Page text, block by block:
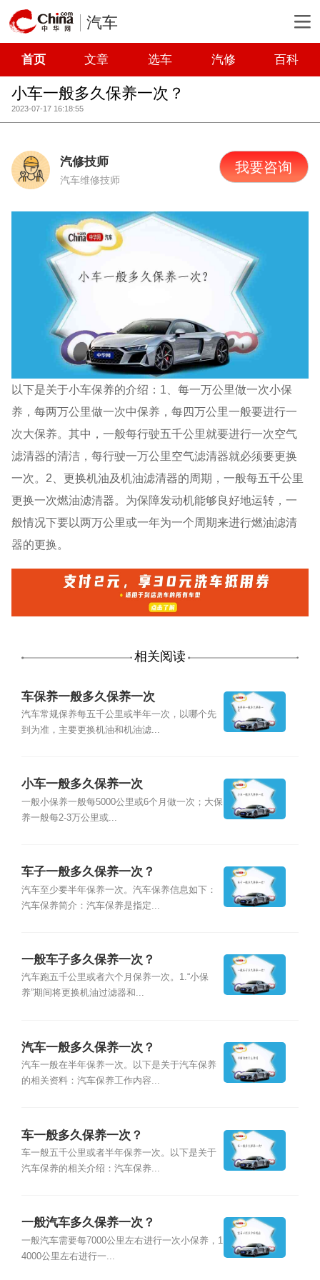
汽车
首页 文章 选车 汽修 百科
小车一般多久保养一次？
2023-07-17 16:18:55
汽修技师
汽车维修技师
我要咨询
以下是关于小车保养的介绍：1、每一万公里做一次小保
养，每两万公里做一次中保养，每四万公里一般要进行一
次大保养。其中，一般每行驶五千公里就要进行一次空气
滤清器的清洁，每行驶一万公里空气滤清器就必须要更换
一次。2、更换机油及机油滤清器的周期，一般每五千公里
更换一次燃油滤清器。为保障发动机能够良好地运转，一
般情况下要以两万公里或一年为一个周期来进行燃油滤清
器的更换。
相关阅读
车保养一般多久保养一次
汽车常规保养每五千公里或半年一次，以哪个先
到为准，主要更换机油和机油滤...
小车一般多久保养一次
一般小保养一般每5000公里或6个月做一次；大保
养一般每2-3万公里或...
车子一般多久保养一次？
汽车至少要半年保养一次。汽车保养信息如下：
汽车保养简介：汽车保养是指定...
一般车子多久保养一次？
汽车跑五千公里或者六个月保养一次。1.“小保
养”期间将更换机油过滤器和...
汽车一般多久保养一次？
汽车一般在半年保养一次。以下是关于汽车保养
的相关资料：汽车保养工作内容...
车一般多久保养一次？
车一般五千公里或者半年保养一次。以下是关于
汽车保养的相关介绍：汽车保养...
一般汽车多久保养一次？
一般汽车需要每7000公里左右进行一次小保养，1
4000公里左右进行一...